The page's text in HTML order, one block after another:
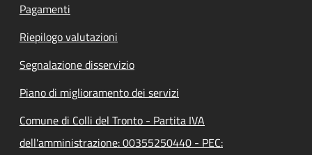
Pagamenti
Riepilogo valutazioni
Segnalazione disservizio
Piano di miglioramento dei servizi
Comune di Colli del Tronto - Partita IVA
dell'amministrazione: 00355250440 - PEC: